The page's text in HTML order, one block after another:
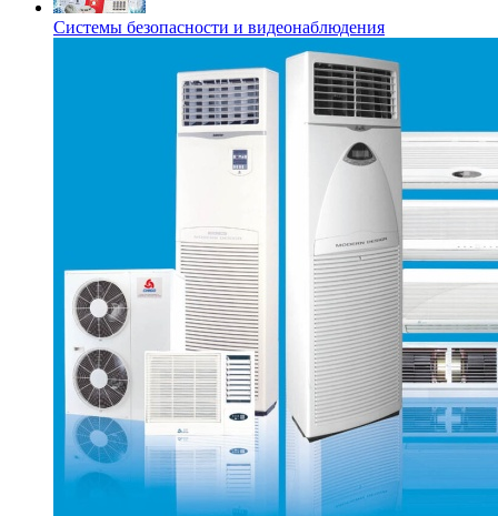
Системы безопасности и видеонаблюдения